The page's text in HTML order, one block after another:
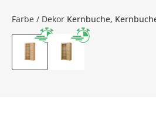
Farbe / Dekor Kernbuche,